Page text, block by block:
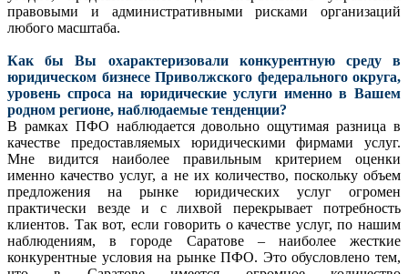
правовыми и административными рисками организаций
любого масштаба.
Как бы Вы охарактеризовали конкурентную среду в
юридическом бизнесе Приволжского федерального округа,
уровень спроса на юридические услуги именно в Вашем
родном регионе, наблюдаемые тенденции?
В рамках ПФО наблюдается довольно ощутимая разница в
качестве предоставляемых юридическими фирмами услуг.
Мне видится наиболее правильным критерием оценки
именно качество услуг, а не их количество, поскольку объем
предложения на рынке юридических услуг огромен
практически везде и с лихвой перекрывает потребность
клиентов. Так вот, если говорить о качестве услуг, по нашим
наблюдениям, в городе Саратове – наиболее жесткие
конкурентные условия на рынке ПФО. Это обусловлено тем,